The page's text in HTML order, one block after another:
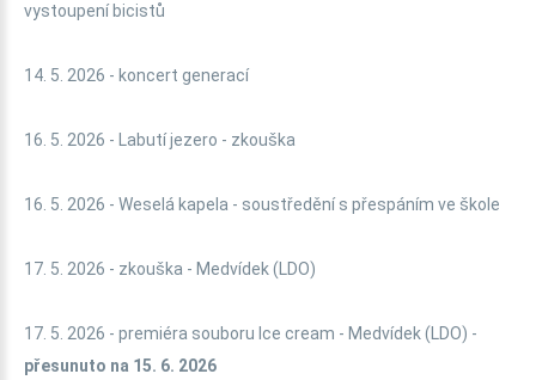
vystoupení bicistů
14. 5. 2026 - koncert generací
16. 5. 2026 - Labutí jezero - zkouška
16. 5. 2026 - Weselá kapela - soustředění s přespáním ve škole
17. 5. 2026 - zkouška - Medvídek (LDO)
17. 5. 2026 - premiéra souboru Ice cream - Medvídek (LDO) -
přesunuto na 15. 6. 2026